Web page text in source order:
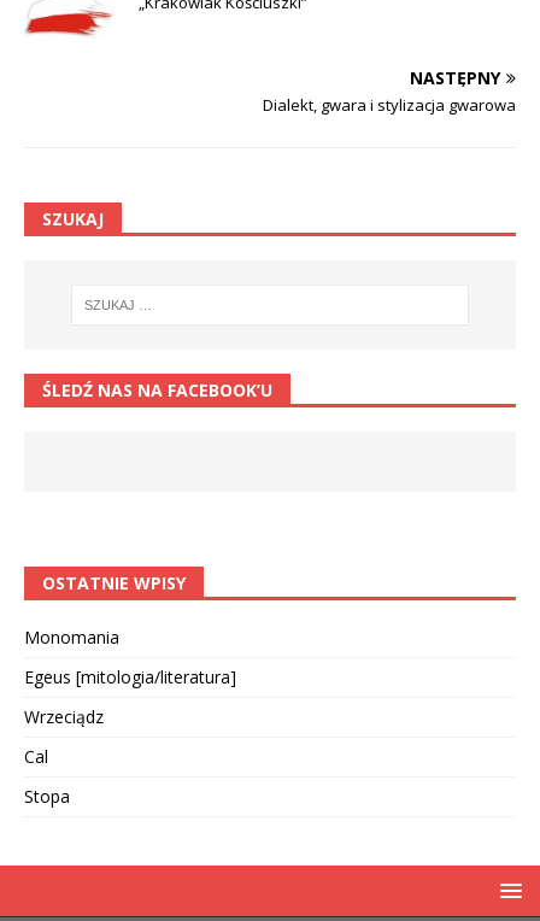
NASTĘPNY
Dialekt, gwara i stylizacja gwarowa
SZUKAJ
ŚLEDŹ NAS NA FACEBOOK’U
OSTATNIE WPISY
Monomania
Egeus [mitologia/literatura]
Wrzeciądz
Cal
Stopa